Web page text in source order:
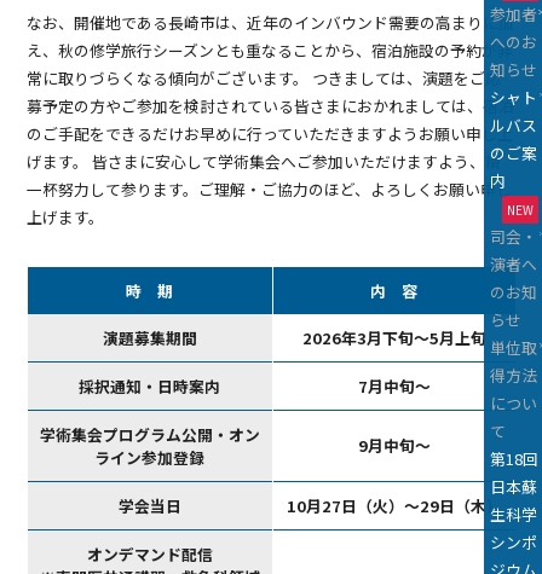
参加者
へのお
知らせ
シャト
ルバス
のご案
内
NEW
司会・
演者へ
のお知
らせ
単位取
得方法
につい
て
第18回
日本蘇
生科学
シンポ
ジウム
なお、開催地である長崎市は、近年のインバウンド需要の高まりに加
え、秋の修学旅行シーズンとも重なることから、宿泊施設の予約が非
常に取りづらくなる傾向がございます。 つきましては、演題をご応
募予定の方やご参加を検討されている皆さまにおかれましては、宿泊
のご手配をできるだけお早めに行っていただきますようお願い申し上
げます。 皆さまに安心して学術集会へご参加いただけますよう、精
一杯努力して参ります。ご理解・ご協力のほど、よろしくお願い申し
上げます。
時 期 内 容
演題募集期間 2026年3月下旬～5月上旬
採択通知・日時案内 7月中旬～
学術集会プログラム公開・オン
ライン参加登録
9月中旬～
学会当日 10月27日（火）～29日（木）
オンデマンド配信